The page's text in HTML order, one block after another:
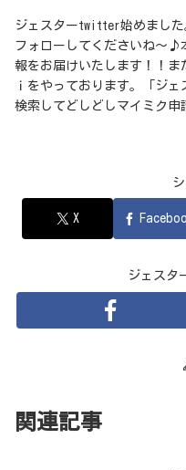
ジェスターtwitter始めまし
フォローしてくださいね～♪
報をお届けいたします！！ま
ｉをやっております。「ジ
検索してどしどしマイミク
X
ジェスタ
関連記事